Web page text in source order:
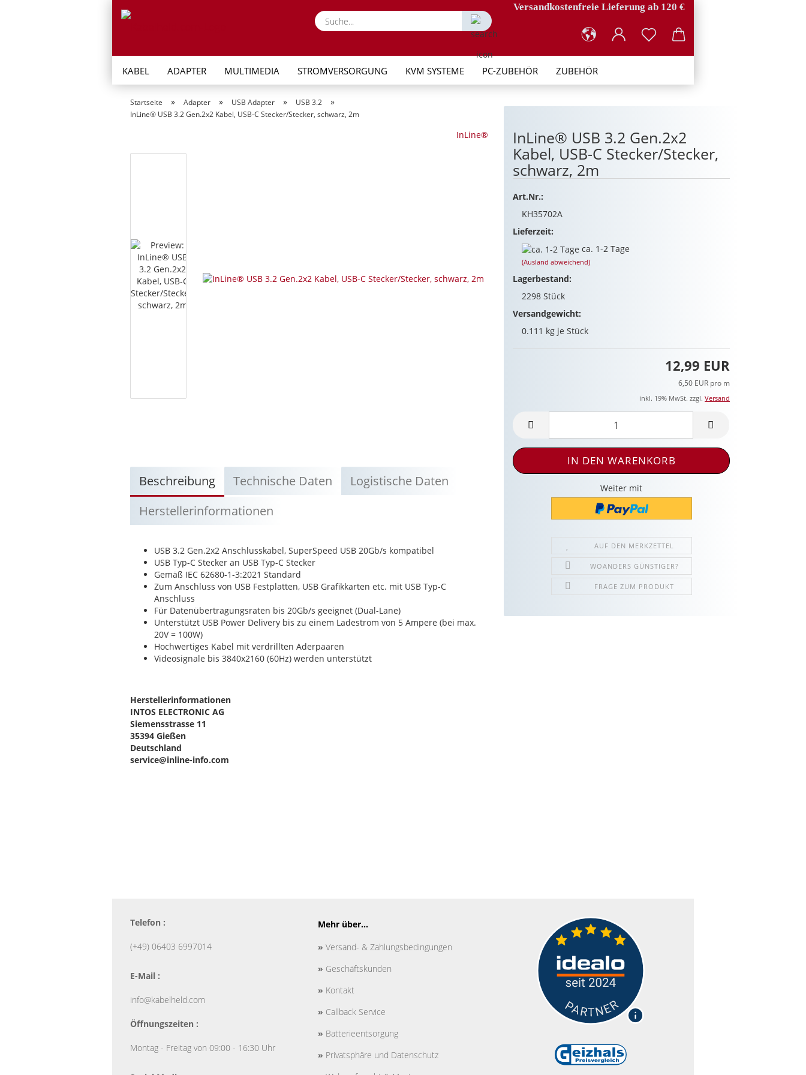
Suche...
Versandkostenfreie Lieferung ab 120 €
KABEL ADAPTER MULTIMEDIA STROMVERSORGUNG KVM SYSTEME PC-ZUBEHÖR ZUBEHÖR
Startseite » Adapter » USB Adapter » USB 3.2 »
InLine® USB 3.2 Gen.2x2 Kabel, USB-C Stecker/Stecker, schwarz, 2m
InLine® InLine® USB 3.2 Gen.2x2
Kabel, USB-C Stecker/Stecker,
schwarz, 2m
Art.Nr.:
KH35702A
Lieferzeit:
ca. 1-2 Tage
(Ausland abweichend)
Lagerbestand:
2298Stück
Versandgewicht:
0.111 kg je Stück
12,99 EUR
6,50 EUR pro m
inkl. 19% MwSt. zzgl. Versand
Weiter mit
AUF DEN MERKZETTEL
WOANDERS GÜNSTIGER?
FRAGE ZUM PRODUKT
Beschreibung Technische Daten
Logistische Daten
Herstellerinformationen
USB 3.2 Gen.2x2 Anschlusskabel, SuperSpeed USB 20Gb/s kompatibel
USB Typ-C Stecker an USB Typ-C Stecker
Gemäß IEC 62680-1-3:2021 Standard
Zum Anschluss von USB Festplatten, USB Grafikkarten etc. mit USB Typ-C
Anschluss
Für Datenübertragungsraten bis 20Gb/s geeignet (Dual-Lane)
Unterstützt USB Power Delivery bis zu einem Ladestrom von 5 Ampere (bei max.
20V = 100W)
Hochwertiges Kabel mit verdrillten Aderpaaren
Videosignale bis 3840x2160 (60Hz) werden unterstützt
Herstellerinformationen
INTOS ELECTRONIC AG
Siemensstrasse 11
35394 Gießen
Deutschland
service@inline-info.com
Telefon :
(+49) 06403 6997014
E-Mail :
info@kabelheld.com
Öffnungszeiten :
Montag - Freitag von 09:00 - 16:30 Uhr
Mehr über...
» Versand- & Zahlungsbedingungen
» Geschäftskunden
» Kontakt
» Callback Service
» Batterieentsorgung
» Privatsphäre und Datenschutz